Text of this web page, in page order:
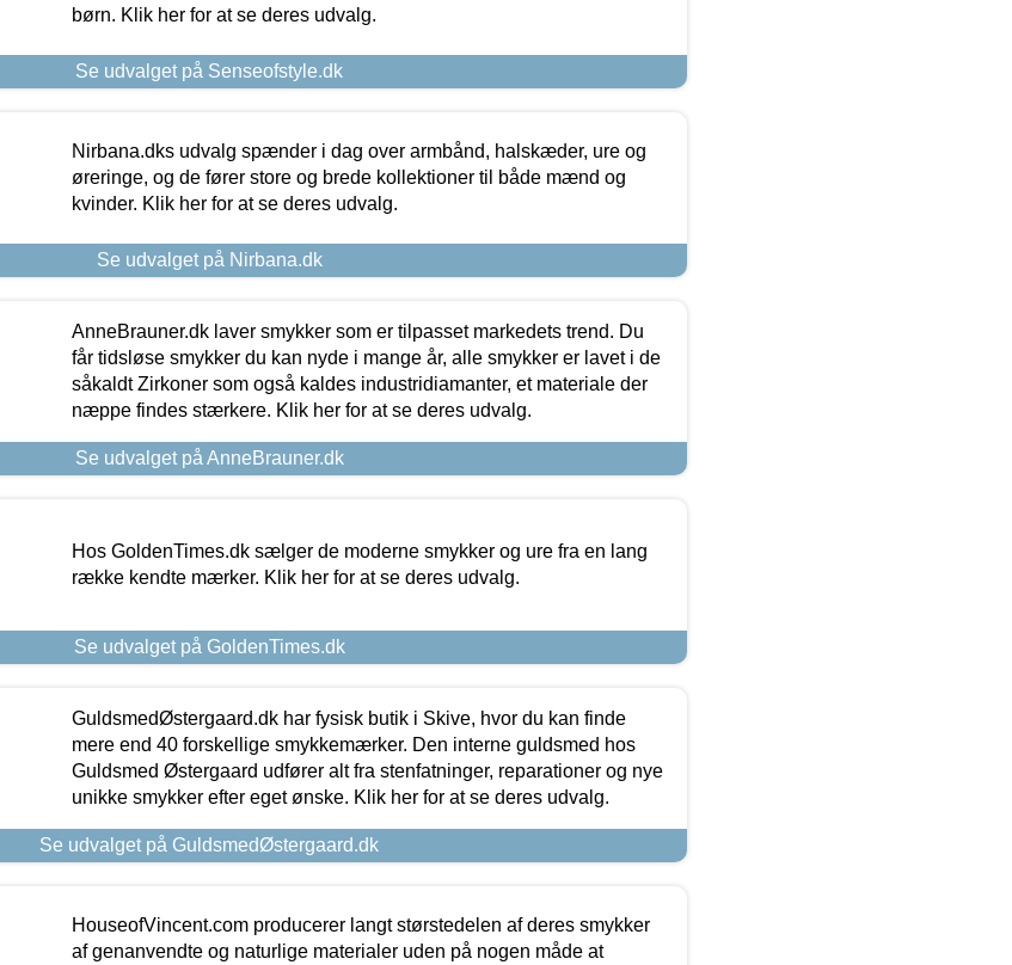
børn. Klik her for at se deres udvalg.
Se udvalget på Senseofstyle.dk
Nirbana.dks udvalg spænder i dag over armbånd, halskæder, ure og
øreringe, og de fører store og brede kollektioner til både mænd og
kvinder. Klik her for at se deres udvalg.
Se udvalget på Nirbana.dk
AnneBrauner.dk laver smykker som er tilpasset markedets trend. Du
får tidsløse smykker du kan nyde i mange år, alle smykker er lavet i de
såkaldt Zirkoner som også kaldes industridiamanter, et materiale der
næppe findes stærkere. Klik her for at se deres udvalg.
Se udvalget på AnneBrauner.dk
Hos GoldenTimes.dk sælger de moderne smykker og ure fra en lang
række kendte mærker. Klik her for at se deres udvalg.
Se udvalget på GoldenTimes.dk
GuldsmedØstergaard.dk har fysisk butik i Skive, hvor du kan finde
mere end 40 forskellige smykkemærker. Den interne guldsmed hos
Guldsmed Østergaard udfører alt fra stenfatninger, reparationer og nye
unikke smykker efter eget ønske. Klik her for at se deres udvalg.
Se udvalget på GuldsmedØstergaard.dk
HouseofVincent.com producerer langt størstedelen af deres smykker
af genanvendte og naturlige materialer uden på nogen måde at